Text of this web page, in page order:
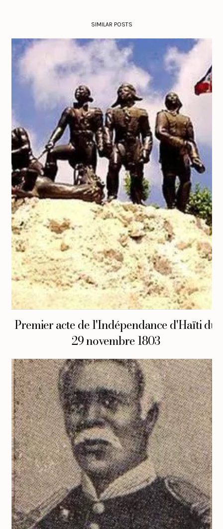
SIMILAR POSTS
Premier acte de l'Indépendance d'Haïti du
29 novembre 1803